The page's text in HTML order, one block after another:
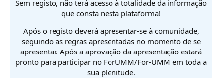
Sem registo, não terá acesso à totalidade da informação
que consta nesta plataforma!
Após o registo deverá apresentar-se à comunidade,
seguindo as regras apresentadas no momento de se
apresentar. Após a aprovação da apresentação estará
pronto para participar no ForUMM/For-UMM em toda a
sua plenitude.